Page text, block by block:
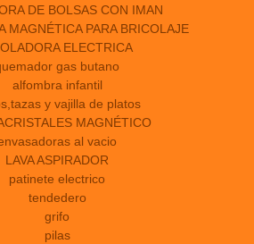
DE BOLSAS CON IMAN
MAGNÉTICA PARA BRICOLAJE
ELECTRICA
gas butano
alfombra infantil
y vajilla de platos
MAGNÉTICO
al vacio
LAVA ASPIRADOR
patinete electrico
tendedero
grifo
pilas